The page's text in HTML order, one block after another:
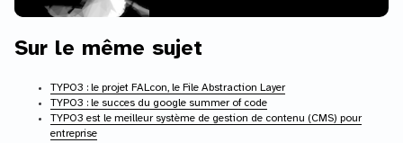
Sur le même sujet
TYPO3 : le projet FALcon, le File Abstraction Layer
TYPO3 : le succes du google summer of code
TYPO3 est le meilleur système de gestion de contenu (CMS) pour
entreprise